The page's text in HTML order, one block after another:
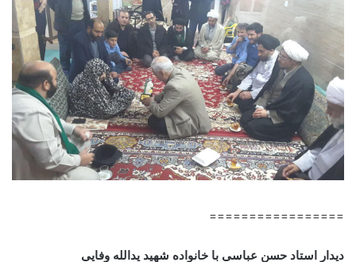
=================
دیدار استاد حسن عباسی با خانواده شهید یدالله وفایی